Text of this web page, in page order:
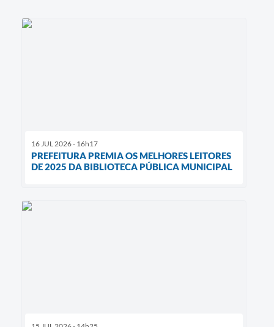
16 JUL 2026 - 16h17
PREFEITURA PREMIA OS MELHORES LEITORES
DE 2025 DA BIBLIOTECA PÚBLICA MUNICIPAL